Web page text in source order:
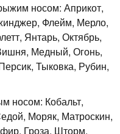
носом: Априкот,
Флейм, Мерло,
Янтарь, Октябрь,
Медный, Огонь,
Тыковка, Рубин,
носом: Кобальт,
Моряк, Матроскин,
Гроза, Шторм,